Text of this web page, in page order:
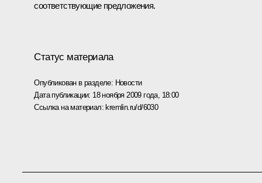
соответствующие предложения.
Статус материала
Опубликован в разделе: Новости
Дата публикации: 18 ноября 2009 года, 18:00
Ссылка на материал:kremlin.ru/d/6030